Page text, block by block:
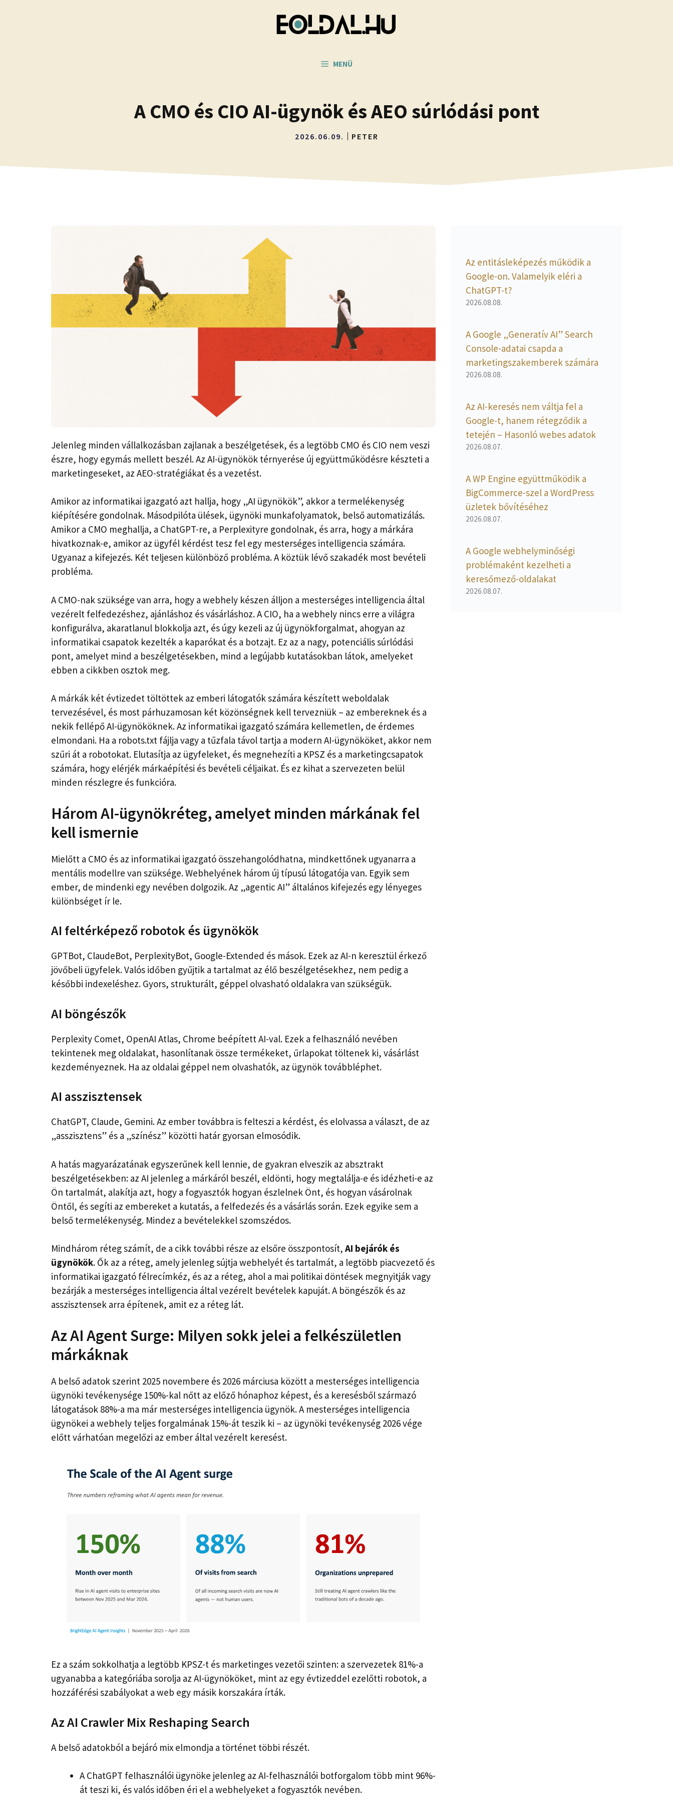
MENÜ
A CMO és CIO AI-ügynök és AEO súrlódási pont
2026.06.09. PETER
Jelenleg minden vállalkozásban zajlanak a beszélgetések, és a legtöbb CMO és CIO nem veszi
észre, hogy egymás mellett beszél. Az AI-ügynökök térnyerése új együttműködésre készteti a
marketingeseket, az AEO-stratégiákat és a vezetést.
Amikor az informatikai igazgató azt hallja, hogy „AI ügynökök”, akkor a termelékenység
kiépítésére gondolnak. Másodpilóta ülések, ügynöki munkafolyamatok, belső automatizálás.
Amikor a CMO meghallja, a ChatGPT-re, a Perplexityre gondolnak, és arra, hogy a márkára
hivatkoznak-e, amikor az ügyfél kérdést tesz fel egy mesterséges intelligencia számára.
Ugyanaz a kifejezés. Két teljesen különböző probléma. A köztük lévő szakadék most bevételi
probléma.
A CMO-nak szüksége van arra, hogy a webhely készen álljon a mesterséges intelligencia által
vezérelt felfedezéshez, ajánláshoz és vásárláshoz. A CIO, ha a webhely nincs erre a világra
konfigurálva, akaratlanul blokkolja azt, és úgy kezeli az új ügynökforgalmat, ahogyan az
informatikai csapatok kezelték a kaparókat és a botzajt. Ez az a nagy, potenciális súrlódási
pont, amelyet mind a beszélgetésekben, mind a legújabb kutatásokban látok, amelyeket
ebben a cikkben osztok meg.
A márkák két évtizedet töltöttek az emberi látogatók számára készített weboldalak
tervezésével, és most párhuzamosan két közönségnek kell tervezniük – az embereknek és a
nekik fellépő AI-ügynököknek. Az informatikai igazgató számára kellemetlen, de érdemes
elmondani. Ha a robots.txt fájlja vagy a tűzfala távol tartja a modern AI-ügynököket, akkor nem
szűri át a robotokat. Elutasítja az ügyfeleket, és megnehezíti a KPSZ és a marketingcsapatok
számára, hogy elérjék márkaépítési és bevételi céljaikat. És ez kihat a szervezeten belül
minden részlegre és funkcióra.
Három AI-ügynökréteg, amelyet minden márkának fel
kell ismernie
Mielőtt a CMO és az informatikai igazgató összehangolódhatna, mindkettőnek ugyanarra a
mentális modellre van szüksége. Webhelyének három új típusú látogatója van. Egyik sem
ember, de mindenki egy nevében dolgozik. Az „agentic AI” általános kifejezés egy lényeges
különbséget ír le.
AI feltérképező robotok és ügynökök
GPTBot, ClaudeBot, PerplexityBot, Google-Extended és mások. Ezek az AI-n keresztül érkező
jövőbeli ügyfelek. Valós időben gyűjtik a tartalmat az élő beszélgetésekhez, nem pedig a
későbbi indexeléshez. Gyors, strukturált, géppel olvasható oldalakra van szükségük.
AI böngészők
Perplexity Comet, OpenAI Atlas, Chrome beépített AI-val. Ezek a felhasználó nevében
tekintenek meg oldalakat, hasonlítanak össze termékeket, űrlapokat töltenek ki, vásárlást
kezdeményeznek. Ha az oldalai géppel nem olvashatók, az ügynök továbbléphet.
AI asszisztensek
ChatGPT, Claude, Gemini. Az ember továbbra is felteszi a kérdést, és elolvassa a választ, de az
„asszisztens” és a „színész” közötti határ gyorsan elmosódik.
A hatás magyarázatának egyszerűnek kell lennie, de gyakran elveszik az absztrakt
beszélgetésekben: az AI jelenleg a márkáról beszél, eldönti, hogy megtalálja-e és idézheti-e az
Ön tartalmát, alakítja azt, hogy a fogyasztók hogyan észlelnek Önt, és hogyan vásárolnak
Öntől, és segíti az embereket a kutatás, a felfedezés és a vásárlás során. Ezek egyike sem a
belső termelékenység. Mindez a bevételekkel szomszédos.
Mindhárom réteg számít, de a cikk további része az elsőre összpontosít, AI bejárók és
ügynökök. Ők az a réteg, amely jelenleg sújtja webhelyét és tartalmát, a legtöbb piacvezető és
informatikai igazgató félrecímkéz, és az a réteg, ahol a mai politikai döntések megnyitják vagy
bezárják a mesterséges intelligencia által vezérelt bevételek kapuját. A böngészők és az
asszisztensek arra építenek, amit ez a réteg lát.
Az AI Agent Surge: Milyen sokk jelei a felkészületlen
márkáknak
A belső adatok szerint 2025 novembere és 2026 márciusa között a mesterséges intelligencia
ügynöki tevékenysége 150%-kal nőtt az előző hónaphoz képest, és a keresésből származó
látogatások 88%-a ma már mesterséges intelligencia ügynök. A mesterséges intelligencia
ügynökei a webhely teljes forgalmának 15%-át teszik ki – az ügynöki tevékenység 2026 vége
előtt várhatóan megelőzi az ember által vezérelt keresést.
Ez a szám sokkolhatja a legtöbb KPSZ-t és marketinges vezetői szinten: a szervezetek 81%-a
ugyanabba a kategóriába sorolja az AI-ügynököket, mint az egy évtizeddel ezelőtti robotok, a
hozzáférési szabályokat a web egy másik korszakára írták.
Az AI Crawler Mix Reshaping Search
A belső adatokból a bejáró mix elmondja a történet többi részét.
A ChatGPT felhasználói ügynöke jelenleg az AI-felhasználói botforgalom több mint 96%-
át teszi ki, és valós időben éri el a webhelyeket a fogyasztók nevében.
Az entitásleképezés működik a
Google-on. Valamelyik eléri a
ChatGPT-t?
2026.08.08.
A Google „Generatív AI” Search
Console-adatai csapda a
marketingszakemberek számára
2026.08.08.
Az AI-keresés nem váltja fel a
Google-t, hanem rétegződik a
tetején – Hasonló webes adatok
2026.08.07.
A WP Engine együttműködik a
BigCommerce-szel a WordPress
üzletek bővítéséhez
2026.08.07.
A Google webhelyminőségi
problémaként kezelheti a
keresőmező-oldalakat
2026.08.07.